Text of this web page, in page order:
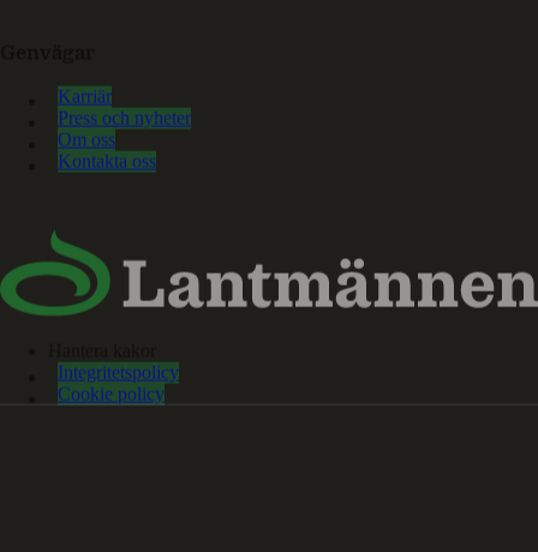
Karriär
Press och nyheter
Om oss
Kontakta oss
Integritetspolicy
Cookie policy